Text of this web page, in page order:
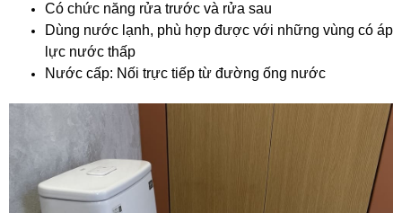
Có chức năng rửa trước và rửa sau
Dùng nước lạnh, phù hợp được với những vùng có áp
lực nước thấp
Nước cấp: Nối trực tiếp từ đường ống nước